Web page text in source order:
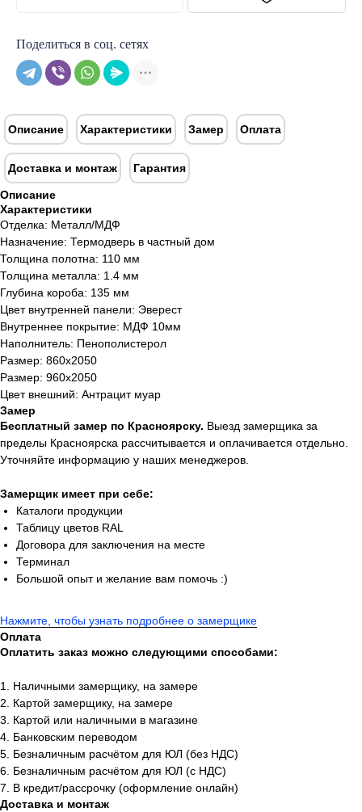
Поделиться в соц. сетях
Описание Характеристики Замер Оплата
Доставка и монтаж Гарантия
Описание
Характеристики
Отделка: Металл/МДФ
Назначение: Термодверь в частный дом
Толщина полотна: 110 мм
Толщина металла: 1.4 мм
Глубина короба: 135 мм
Цвет внутренней панели: Эверест
Внутреннее покрытие: МДФ 10мм
Наполнитель: Пенополистерол
Размер: 860х2050
Размер: 960х2050
Цвет внешний: Антрацит муар
Замер
Бесплатный замер по Красноярску. Выезд замерщика за
пределы Красноярска рассчитывается и оплачивается отдельно.
Уточняйте информацию у наших менеджеров.
Замерщик имеет при себе:
Каталоги продукции
Таблицу цветов RAL
Договора для заключения на месте
Терминал
Большой опыт и желание вам помочь :)
Нажмите, чтобы узнать подробнее о замерщике
Оплата
Оплатить заказ можно следующими способами:
1. Наличными замерщику, на замере
2. Картой замерщику, на замере
3. Картой или наличными в магазине
4. Банковским переводом
5. Безналичным расчётом для ЮЛ (без НДС)
6. Безналичным расчётом для ЮЛ (с НДС)
7. В кредит/рассрочку (оформление онлайн)
Доставка и монтаж